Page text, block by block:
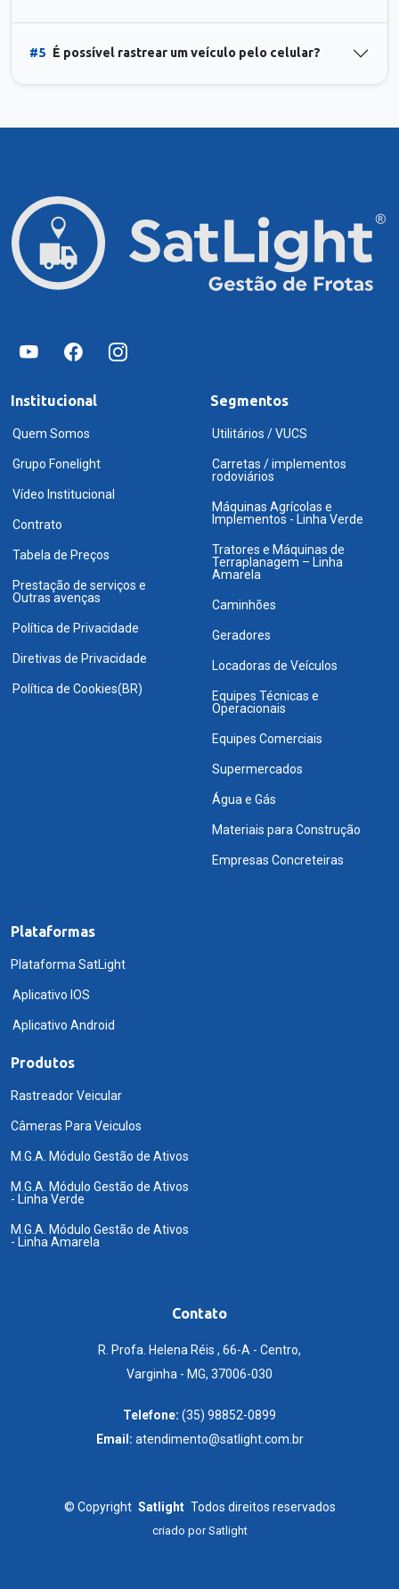
#5 É possível rastrear um veículo pelo celular?
Institucional
Quem Somos
Grupo Fonelight
Vídeo Institucional
Contrato
Tabela de Preços
Prestação de serviços e
Outras avenças
Política de Privacidade
Diretivas de Privacidade
Política de Cookies(BR)
Segmentos
Utilitários / VUCS
Carretas / implementos
rodoviários
Máquinas Agrícolas e
Implementos - Linha Verde
Tratores e Máquinas de
Terraplanagem – Linha
Amarela
Caminhões
Geradores
Locadoras de Veículos
Equipes Técnicas e
Operacionais
Equipes Comerciais
Supermercados
Água e Gás
Materiais para Construção
Empresas Concreteiras
Plataformas
Plataforma SatLight
Aplicativo IOS
Aplicativo Android
Produtos
Rastreador Veicular
Câmeras Para Veiculos
M.G.A. Módulo Gestão de Ativos
M.G.A. Módulo Gestão de Ativos
- Linha Verde
M.G.A. Módulo Gestão de Ativos
- Linha Amarela
Contato
R. Profa. Helena Réis , 66-A - Centro,
Varginha - MG, 37006-030
Telefone: (35) 98852-0899
Email: atendimento@satlight.com.br
© Copyright Satlight Todos direitos reservados
criado porSatlight